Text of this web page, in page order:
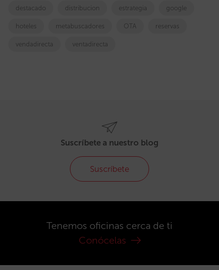
destacado distribucion estrategia google
hoteles metabuscadores OTA reservas
vendadirecta ventadirecta
Suscríbete a nuestro blog
Suscríbete
Tenemos oficinas cerca de ti
Conócelas